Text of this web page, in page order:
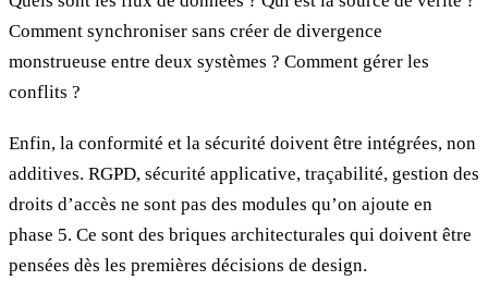
Comment synchroniser sans créer de divergence
monstrueuse entre deux systèmes ? Comment gérer les
conflits ?
Enfin, la conformité et la sécurité doivent être intégrées, non
additives. RGPD, sécurité applicative, traçabilité, gestion des
droits d’accès ne sont pas des modules qu’on ajoute en
phase 5. Ce sont des briques architecturales qui doivent être
pensées dès les premières décisions de design.